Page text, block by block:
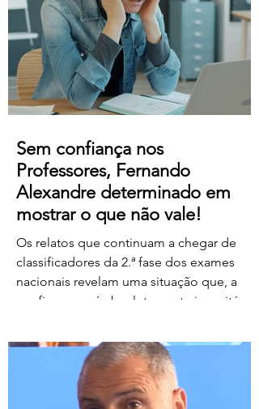
remunerar o trabalho extraordinário dos
classificadores através do pagamento de
1 euro por resposta classificada. Em vez
de falar de remu
Sem confiança nos
Professores, Fernando
Alexandre determinado em
mostrar o que não vale!
Os relatos que continuam a chegar de
classificadores da 2.ª fase dos exames
nacionais revelam uma situação que, a
confirmar-se, é absolutamente inaceitável.
assegurado, em condições
extremamente difíceis, a classificação da
1.ª fase, surgem agora orientações que
determinam que, se um classificador não